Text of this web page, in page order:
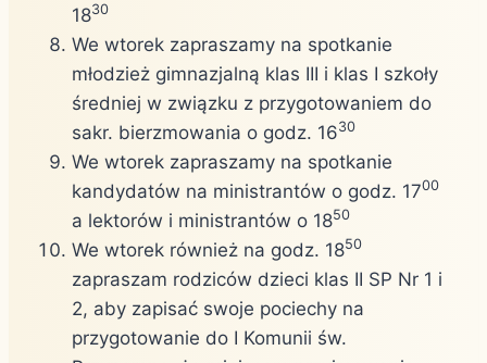
1830
We wtorek zapraszamy na spotkanie
młodzież gimnazjalną klas III i klas I szkoły
średniej w związku z przygotowaniem do
sakr. bierzmowania o godz. 1630
We wtorek zapraszamy na spotkanie
kandydatów na ministrantów o godz. 1700
a lektorów i ministrantów o 1850
We wtorek również na godz. 1850
zapraszam rodziców dzieci klas II SP Nr 1 i
2, aby zapisać swoje pociechy na
przygotowanie do I Komunii św.